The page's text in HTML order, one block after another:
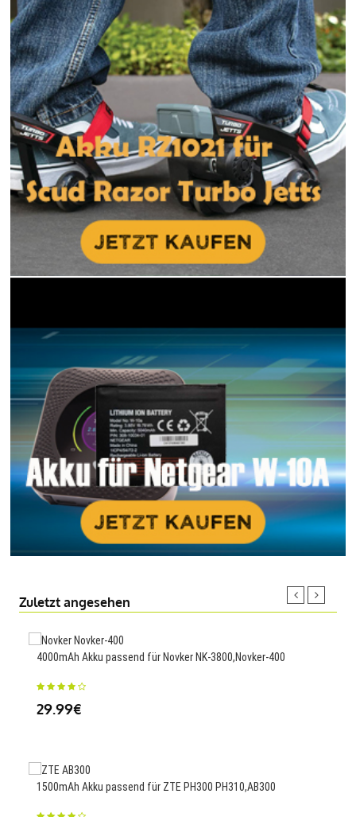
Zuletzt angesehen
4000mAh Akku passend für Novker NK-3800,Novker-400
29.99€
1500mAh Akku passend für ZTE PH300 PH310,AB300